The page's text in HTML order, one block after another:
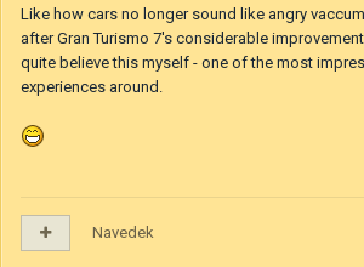
Like how cars no longer sound like angry
after Gran Turismo 7's considerable
quite believe this myself - one of the most
experiences around.
Navedek